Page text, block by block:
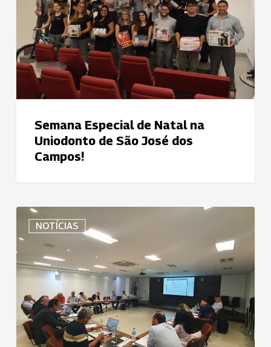
Uniodonto
São
José
Semana Especial de Natal na
Uniodonto de São José dos
Campos!
NOTÍCIAS
Uniodonto
convida
singulares
e
amplia
representatividade
da
reunião